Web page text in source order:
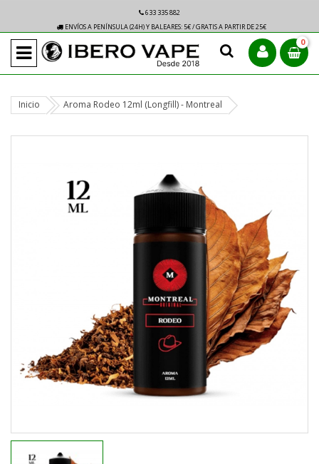
633 335 882
ENVÍOS A PENÍNSULA (24H) Y BALEARES: 5€ / GRATIS A PARTIR DE 25€
0
Inicio Aroma Rodeo 12ml (Longfill) - Montreal